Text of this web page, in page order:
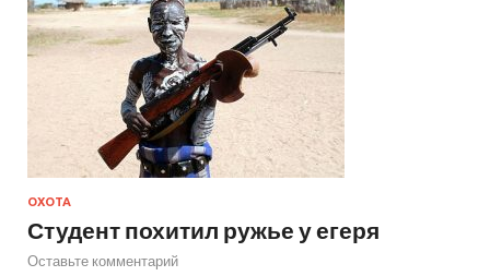
ОХОТА
Студент похитил ружье у егеря
Оставьте комментарий